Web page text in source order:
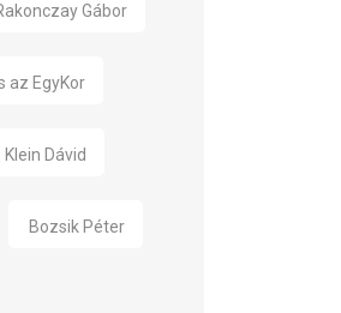
Gábor
az EgyKor
Klein Dávid
Bozsik Péter